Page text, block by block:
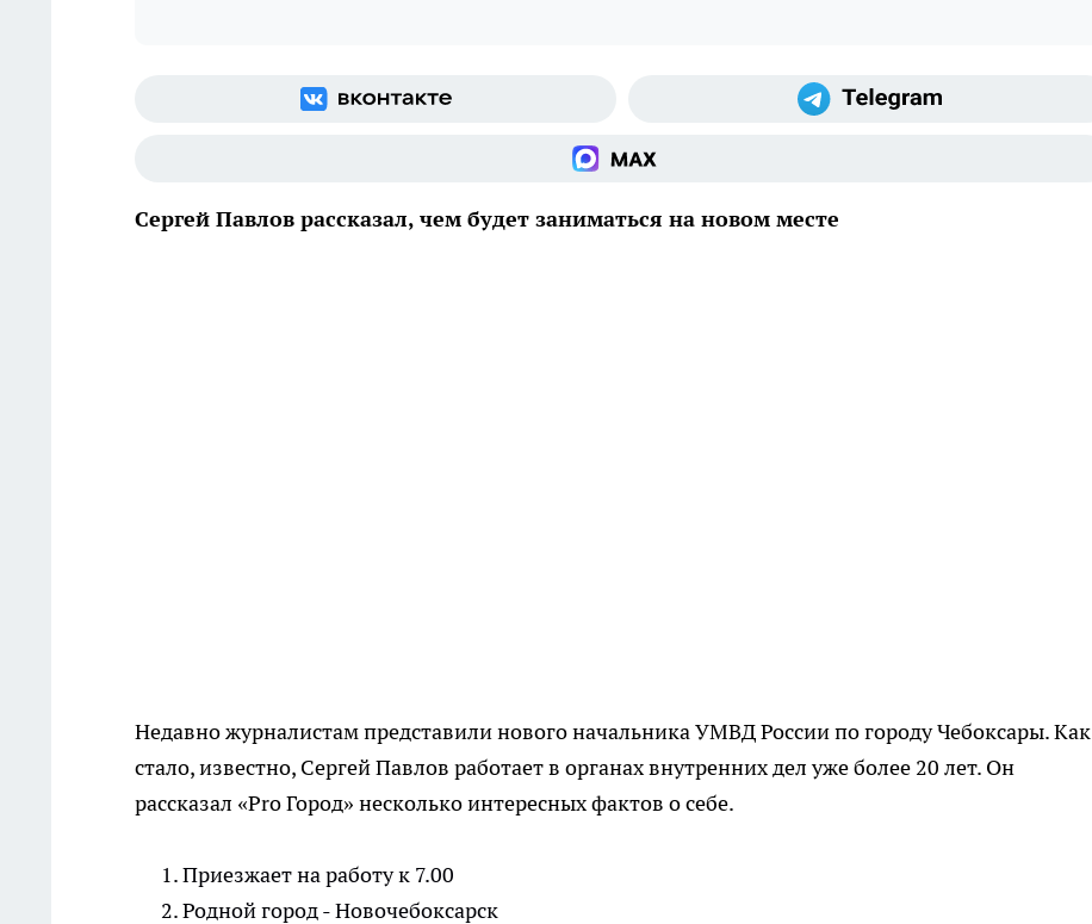
Сергей Павлов рассказал, чем будет заниматься на новом месте
Недавно журналистам представили нового начальника УМВД России по городу Чебоксары. Как
стало, известно, Сергей Павлов работает в органах внутренних дел уже более 20 лет. Он
рассказал «Pro Город» несколько интересных фактов о себе.
Приезжает на работу к 7.00
Родной город - Новочебоксарск